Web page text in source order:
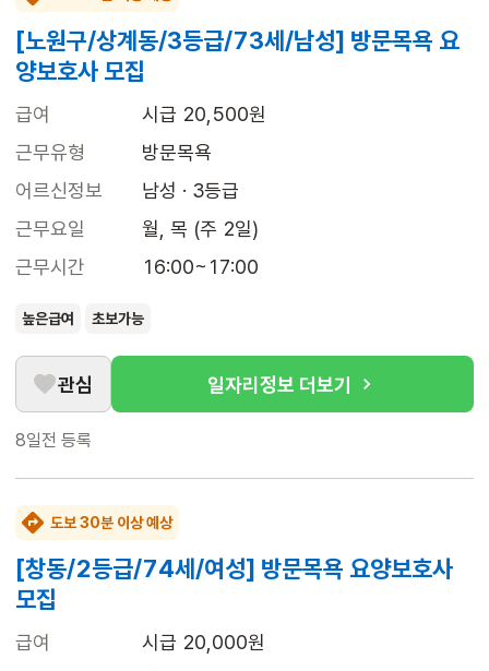
[노원구/상계동/3등급/73세/남성] 방문목욕 요
양보호사 모집
급여
시급 20,500원
근무유형
방문목욕
어르신정보
남성 · 3등급
근무요일
월, 목 (주 2일)
근무시간
16:00~17:00
높은급여 초보가능
관심 일자리정보 더보기
8일전 등록
도보 30분 이상 예상
[창동/2등급/74세/여성] 방문목욕 요양보호사
모집
급여
시급 20,000원